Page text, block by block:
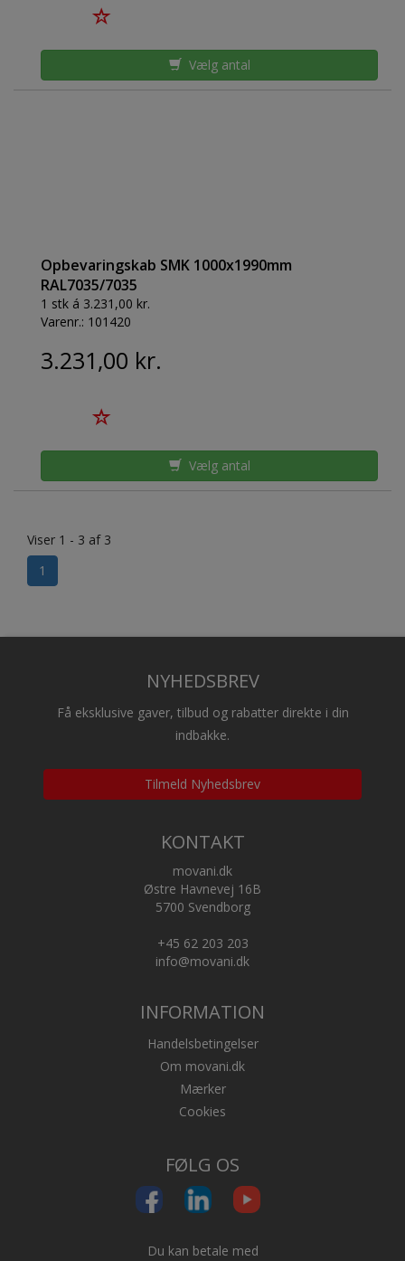
Vælg antal
Opbevaringskab SMK 1000x1990mm
RAL7035/7035
1 stk á 3.231,00 kr.
Varenr.: 101420
3.231,00 kr.
Vælg antal
Viser 1 - 3 af 3
1
NYHEDSBREV
Få eksklusive gaver, tilbud og rabatter direkte i din
indbakke.
Tilmeld Nyhedsbrev
KONTAKT
movani.dk
Østre Havnevej 16B
5700 Svendborg
+45 62 203 203
info@movani.dk
INFORMATION
Handelsbetingelser
Om movani.dk
Mærker
Cookies
FØLG OS
Du kan betale med